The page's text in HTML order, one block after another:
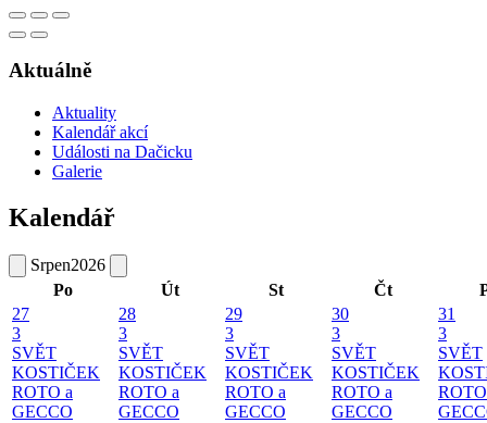
Aktuálně
Aktuality
Kalendář akcí
Události na Dačicku
Galerie
Kalendář
Srpen2026
Po
Út St Čt
27
3
SVĚT
KOSTIČEK
ROTO a
GECCO
28
3
SVĚT
KOSTIČEK
ROTO a
GECCO
29
3
SVĚT
KOSTIČEK
ROTO a
GECCO
30
3
SVĚT
KOSTIČEK
ROTO a
GECCO
31
3
SVĚT